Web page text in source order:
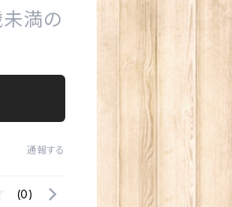
未満の
通報する
(0)